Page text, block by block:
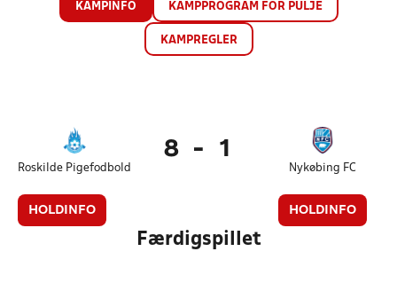
KAMPINFO KAMPPROGRAM FOR PULJE
KAMPREGLER
Roskilde Pigefodbold
HOLDINFO
8 - 1
Nykøbing FC
HOLDINFO
Færdigspillet